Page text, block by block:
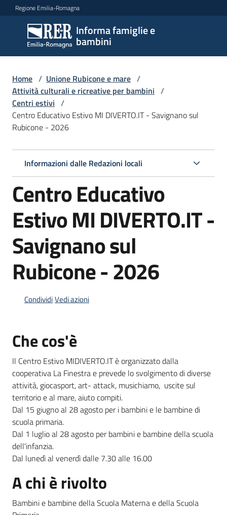
Vai al contenuto
Vai alla navigazione
Vai al footer
Regione Emilia-Romagna
Informa famiglie e
bambini
Informa
famiglie
e
bambini
Argomenti
Servizi
Centri
per
le
famiglie
Informazioni
locali
Home / Unione Rubicone e mare /
Attività culturali e ricreative per bambini /
Centri estivi /
Centro Educativo Estivo MI DIVERTO.IT - Savignano sul
Rubicone - 2026
Informazioni dalle Redazioni locali
Centro Educativo
Estivo MI DIVERTO.IT -
Savignano sul
Rubicone - 2026
CondividiVedi azioni
Che cos'è
Il Centro Estivo MIDIVERTO.IT è organizzato dalla
cooperativa La Finestra e prevede lo svolgimento di diverse
attività, giocasport, art- attack, musichiamo, uscite sul
territorio e al mare, aiuto compiti.
Dal 15 giugno al 28 agosto per i bambini e le bambine di
scuola primaria.
Dal 1 luglio al 28 agosto per bambini e bambine della scuola
dell'infanzia.
Dal lunedì al venerdì dalle 7.30 alle 16.00
A chi è rivolto
Bambini e bambine della Scuola Materna e della Scuola